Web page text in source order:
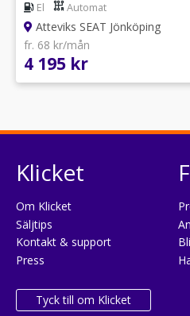
El Automat
Atteviks SEAT Jönköping
fr. 68 kr/mån
4 195 kr
Klicket
Om Klicket
Säljtips
Kontakt & support
Press
Tyck till om Klicket